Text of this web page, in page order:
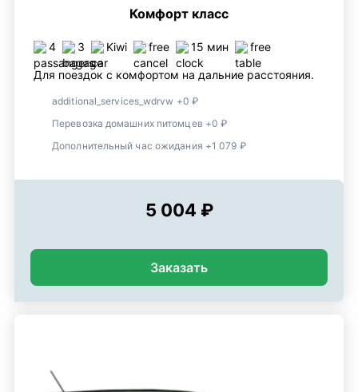
Комфорт класс
4 3 Kiwi free 15 мин free
Для поездок с комфортом на дальние расстояния.
additional_services_wdrvw +0 ₽
Перевозка домашних питомцев +0 ₽
Дополнительный час ожидания +1 079 ₽
5 004 ₽
Заказать